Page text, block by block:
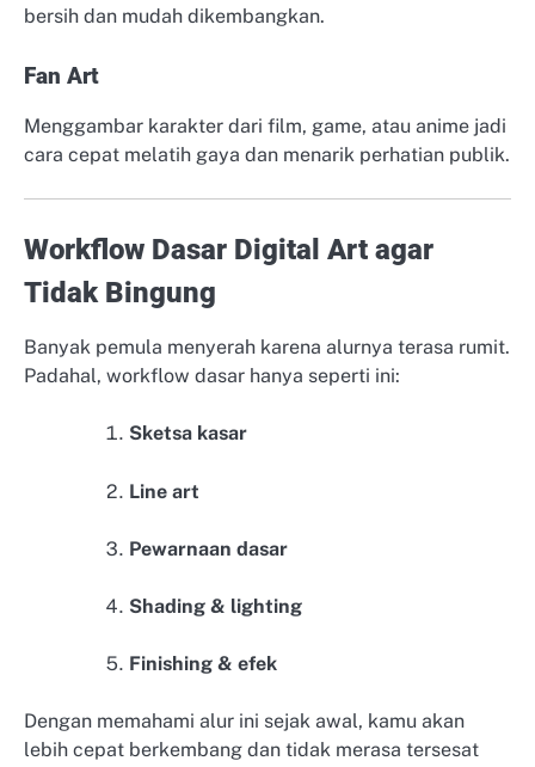
bersih dan mudah dikembangkan.
Fan Art
Menggambar karakter dari film, game, atau anime jadi
cara cepat melatih gaya dan menarik perhatian publik.
Workflow Dasar Digital Art agar
Tidak Bingung
Banyak pemula menyerah karena alurnya terasa rumit.
Padahal, workflow dasar hanya seperti ini:
Sketsa kasar
Line art
Pewarnaan dasar
Shading & lighting
Finishing & efek
Dengan memahami alur ini sejak awal, kamu akan
lebih cepat berkembang dan tidak merasa tersesat